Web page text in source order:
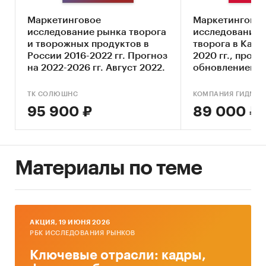
Экономические характеристики рынка
Влияние макросреды
Оценка степени конкуренции
Базы данных государственных органов
статистики
Данные Федеральной налоговой службы
Открытые источники (сайты, порталы)
Отчетность эмитентов
Маркетинговое
исследование рынка творога
и творожных продуктов в
России 2016-2022 гг. Прогноз
на 2022-2026 гг. Август 2022.
ТК СОЛЮШНС
95 900 ₽
Маркетинговое
исследование
творога в
2020 гг.,
обновлением)
КОМПАНИЯ
89 000 ₽
Материалы по теме
AКЦИЯ, 19 ИЮНЯ 2026
РБК ИССЛЕДОВАНИЯ РЫНКОВ
Ключевые отрасли: кадры,